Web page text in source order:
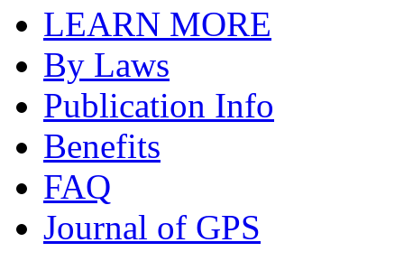
LEARN MORE
By Laws
Publication Info
Benefits
FAQ
Journal of GPS